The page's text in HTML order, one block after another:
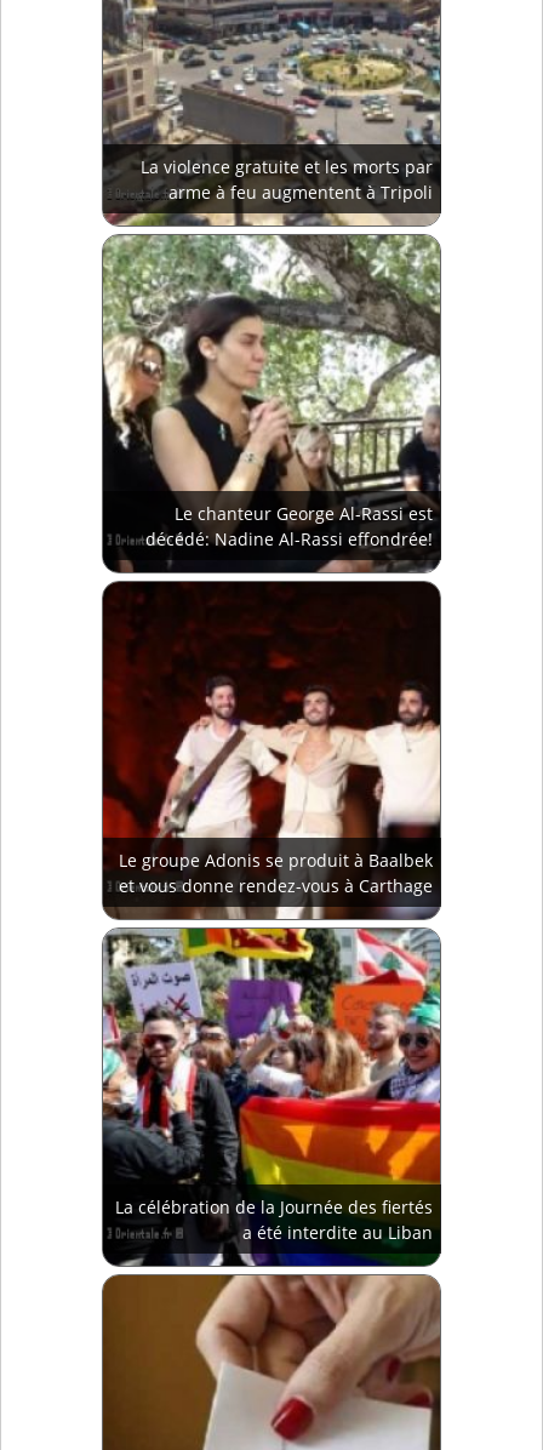
La violence gratuite et les morts par
arme à feu augmentent à Tripoli
Le chanteur George Al-Rassi est
décédé: Nadine Al-Rassi effondrée!
Le groupe Adonis se produit à Baalbek
et vous donne rendez-vous à Carthage
La célébration de la Journée des fiertés
a été interdite au Liban